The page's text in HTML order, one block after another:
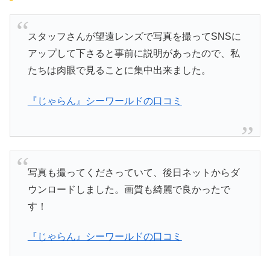
スタッフさんが望遠レンズで写真を撮ってSNSに
アップして下さると事前に説明があったので、私
たちは肉眼で見ることに集中出来ました。
『じゃらん』シーワールドの口コミ
写真も撮ってくださっていて、後日ネットからダ
ウンロードしました。画質も綺麗で良かったで
す！
『じゃらん』シーワールドの口コミ